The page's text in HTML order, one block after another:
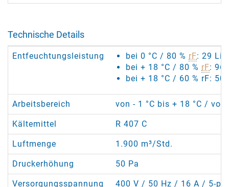
Technische Details
Entfeuchtungsleistung bei 0 °C / 80 % rF: 29
bei + 18 °C / 80 % rF: 96
bei + 18 °C / 60 % rF:
Arbeitsbereich von - 1 °C bis + 18 °C /
Kältemittel R 407 C
Luftmenge 1.900 m³/Std.
Druckerhöhung 50 Pa
Versorgungsspannung 400 V / 50 Hz / 16 A / 5-